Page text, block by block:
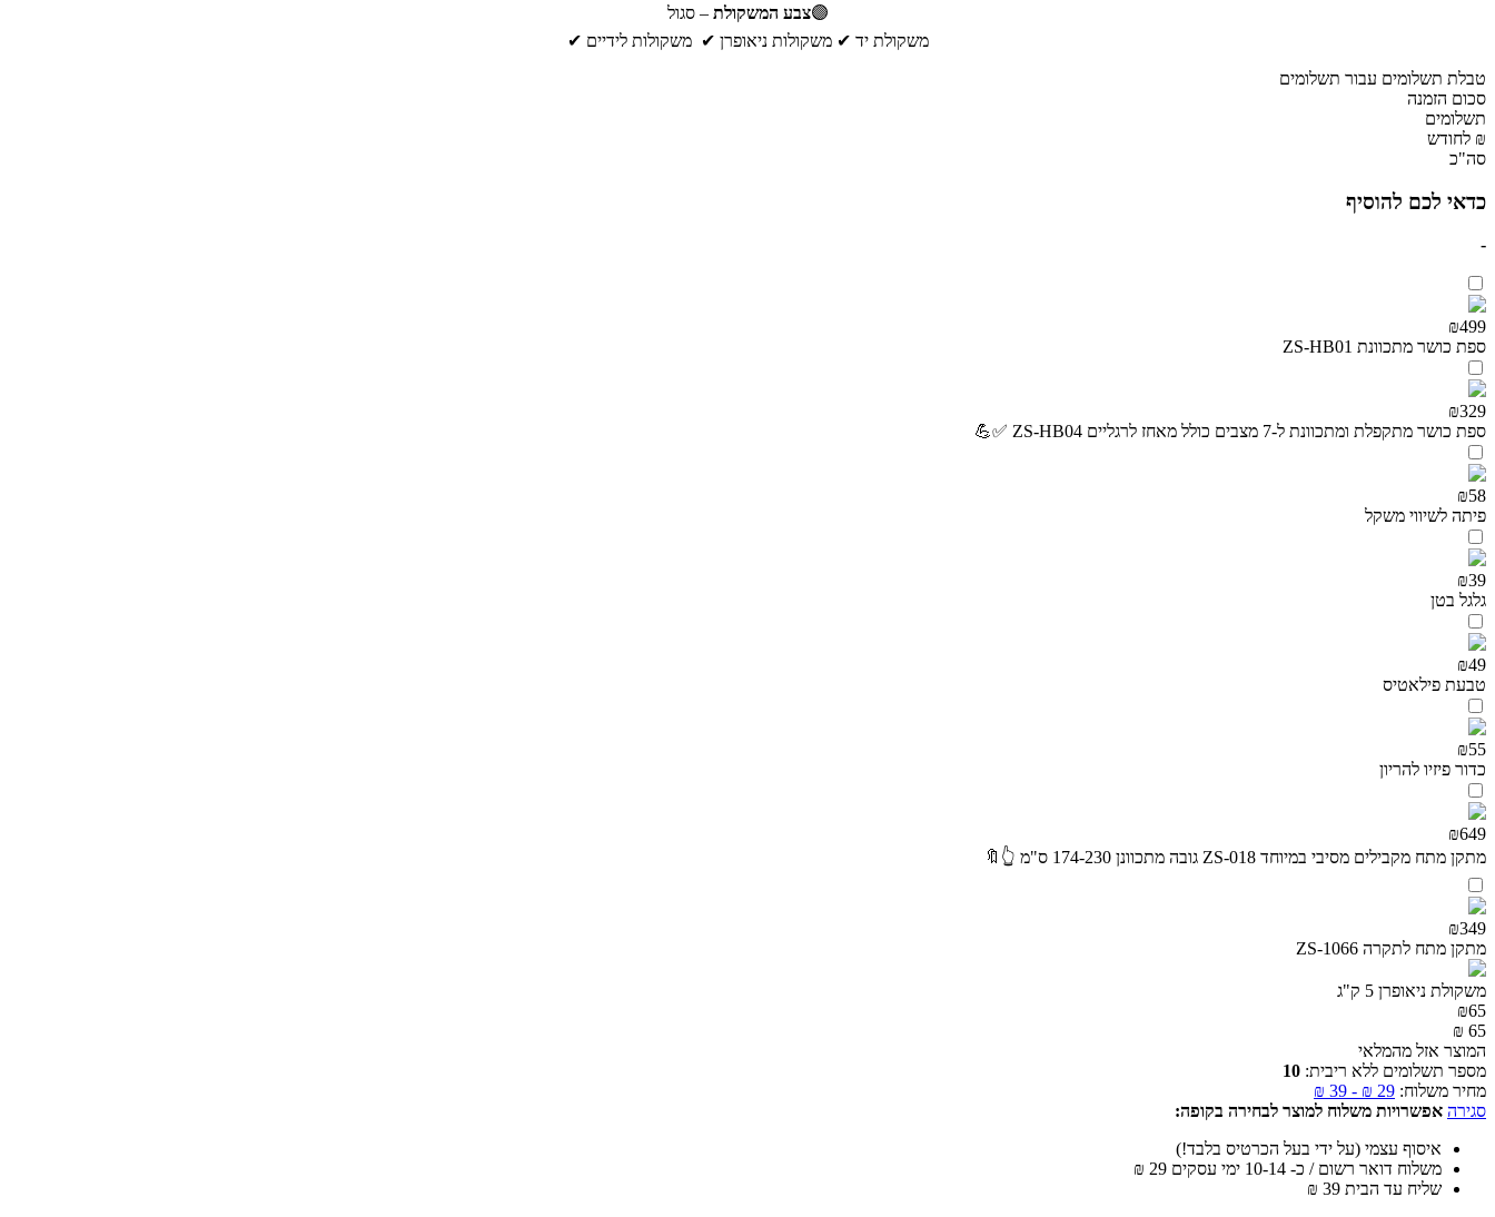
🟣צבע המשקולת – סגול
משקולת יד ✔ משקולות ניאופרן ✔ משקולות לידיים ✔
טבלת תשלומים עבור תשלומים
סכום הזמנה
תשלומים
₪ לחודש
סה"כ
כדאי לכם להוסיף
-
₪499
ספת כושר מתכוונת ZS-HB01
₪329
ספת כושר מתקפלת ומתכוונת ל-7 מצבים כולל מאחז לרגליים ZS-HB04 ✅💪
₪58
פיתה לשיווי משקל
₪39
גלגל בטן
₪49
טבעת פילאטיס
₪55
כדור פיזיו להריון
₪649
מתקן מתח מקבילים מסיבי במיוחד ZS-018 גובה מתכוונן 174-230 ס"מ 👆🔖
₪349
מתקן מתח לתקרה ZS-1066
משקולת ניאופרן 5 ק"ג
₪65
₪ 65
המוצר אזל מהמלאי
מספר תשלומים ללא ריבית: 10
מחיר משלוח:
₪ 29
-
₪ 39
סגירה אפשרויות משלוח למוצר לבחירה בקופה:
איסוף עצמי (על ידי בעל הכרטיס בלבד!)
משלוח דואר רשום / כ- 10-14 ימי עסקים
₪ 29
שליח עד הבית
₪ 39